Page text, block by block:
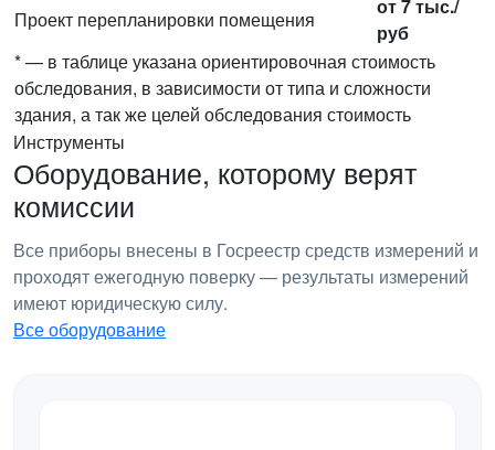
Проект перепланировки помещения
от 7 тыс./
руб
* — в таблице указана ориентировочная стоимость
обследования, в зависимости от типа и сложности
здания, а так же целей обследования стоимость
Инструменты
Оборудование, которому верят
комиссии
Все приборы внесены в Госреестр средств измерений и
проходят ежегодную поверку — результаты измерений
имеют юридическую силу.
Все оборудование